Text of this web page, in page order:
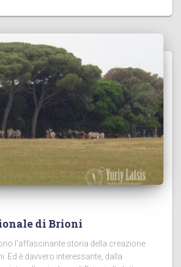
di Brioni
l'affascinante storia della creazione
Ed è davvero interessante, dalla